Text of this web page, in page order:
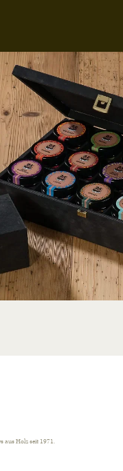
aus Holz seit 1971.